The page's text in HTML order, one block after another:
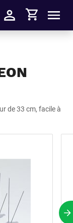
S'identifier
Panier
de 33 cm, facile à